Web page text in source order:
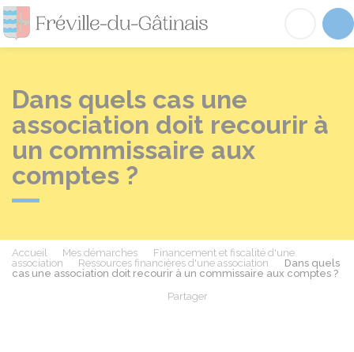
Fréville-du-
Dans quels cas une
association doit recourir à
un commissaire aux
comptes ?
Accueil Mes démarches
Financement et fiscalité d'une
association
Ressources financières d'une association
Dans quels
cas une association doit recourir à un commissaire aux comptes ?
Partager